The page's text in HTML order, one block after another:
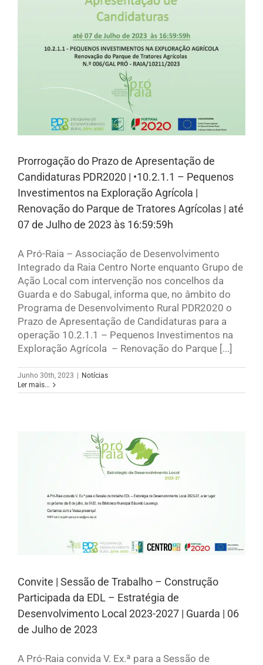
Prorrogação do Prazo de Apresentação de
Candidaturas PDR2020 | •10.2.1.1 – Pequenos
Investimentos na Exploração Agrícola |
Renovação do Parque de Tratores Agrícolas | até
07 de Julho de 2023 às 16:59:59h
A Pró-Raia – Associação de Desenvolvimento
Integrado da Raia Centro Norte enquanto Grupo de
Ação Local com intervenção nos concelhos da
Guarda e do Sabugal, informa que, no âmbito do
Programa de Desenvolvimento Rural PDR2020 o
Prazo de Apresentação de Candidaturas para a
operação 10.2.1.1 – Pequenos Investimentos na
Exploração Agrícola – Renovação do Parque [...]
Junho 30th, 2023
Notícias
Ler mais...
Convite | Sessão de Trabalho – Construção
Participada da EDL – Estratégia de
Desenvolvimento Local 2023-2027 | Guarda | 06
de Julho de 2023
A Pró-Raia convida V. Ex.ª para a Sessão de